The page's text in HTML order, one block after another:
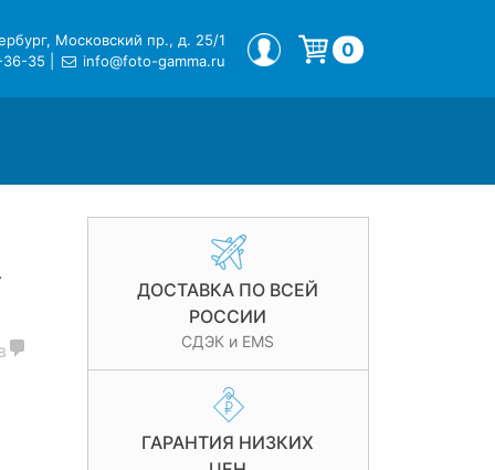
Московский пр., д. 25/1
36-35
info@foto-gamma.ru
МОЙ ПРОФИЛЬ 0
ДОСТАВКА ПО ВСЕЙ
РОССИИ
СДЭК и EMS
ГАРАНТИЯ НИЗКИХ